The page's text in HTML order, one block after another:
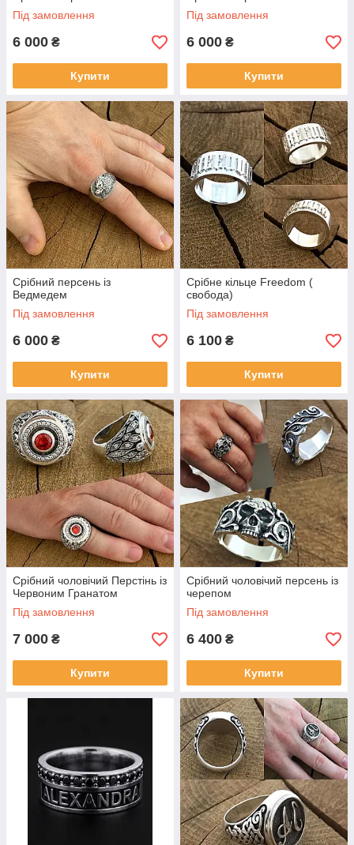
Під замовлення
6 000 ₴
Купити
Під замовлення
6 000 ₴
Купити
Срібний персень із
Ведмедем
Під замовлення
6 000 ₴
Купити
Срібне кільце Freedom (
свобода)
Під замовлення
6 100 ₴
Купити
Срібний чоловічий Перстінь із
Червоним Гранатом
Під замовлення
7 000 ₴
Купити
Срібний чоловічий персень із
черепом
Під замовлення
6 400 ₴
Купити